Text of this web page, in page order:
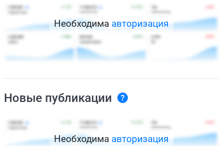
Необходима авторизация
Новые публикации
Необходима авторизация